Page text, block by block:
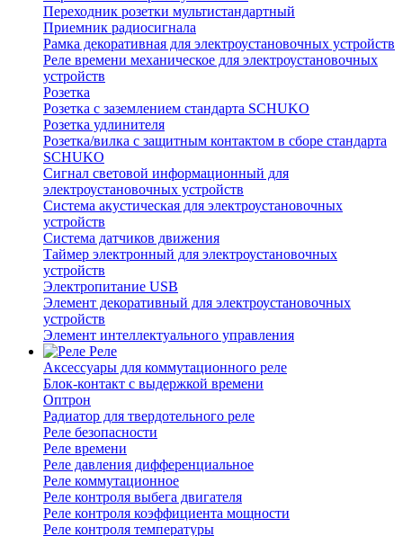
Переходник розетки мультистандартный
Приемник радиосигнала
Рамка декоративная для электроустановочных устройств
Реле времени механическое для электроустановочных
устройств
Розетка
Розетка с заземлением стандарта SCHUKO
Розетка удлинителя
Розетка/вилка с защитным контактом в сборе стандарта
SCHUKO
Сигнал световой информационный для
электроустановочных устройств
Система акустическая для электроустановочных
устройств
Система датчиков движения
Таймер электронный для электроустановочных
устройств
Электропитание USB
Элемент декоративный для электроустановочных
устройств
Элемент интеллектуального управления
Реле
Аксессуары для коммутационного реле
Блок-контакт с выдержкой времени
Оптрон
Радиатор для твердотельного реле
Реле безопасности
Реле времени
Реле давления дифференциальное
Реле коммутационное
Реле контроля выбега двигателя
Реле контроля коэффициента мощности
Реле контроля температуры